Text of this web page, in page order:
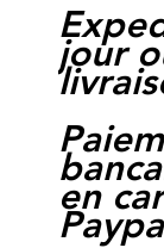
jour
en